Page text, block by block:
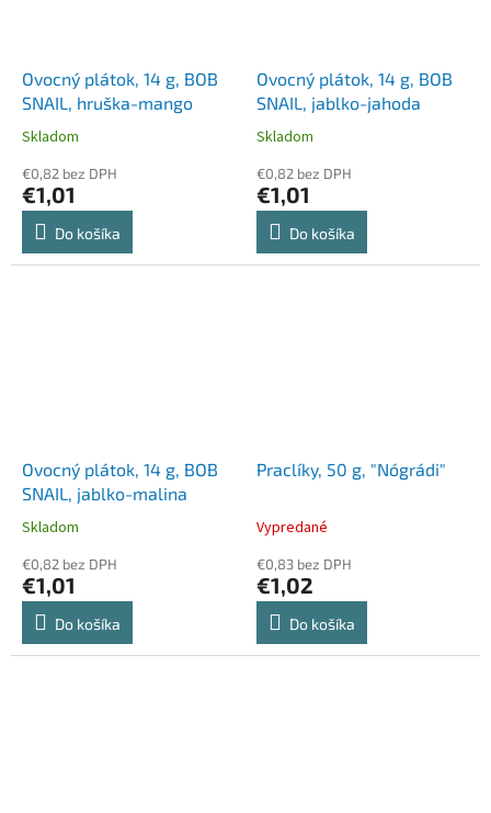
Ovocný plátok, 14 g, BOB
SNAIL, hruška-mango
Skladom
€0,82 bez DPH
€1,01
Do košíka
Ovocný plátok, 14 g, BOB
SNAIL, jablko-jahoda
Skladom
€0,82 bez DPH
€1,01
Do košíka
Ovocný plátok, 14 g, BOB
SNAIL, jablko-malina
Skladom
€0,82 bez DPH
€1,01
Do košíka
Praclíky, 50 g, "Nógrádi"
Vypredané
€0,83 bez DPH
€1,02
Do košíka